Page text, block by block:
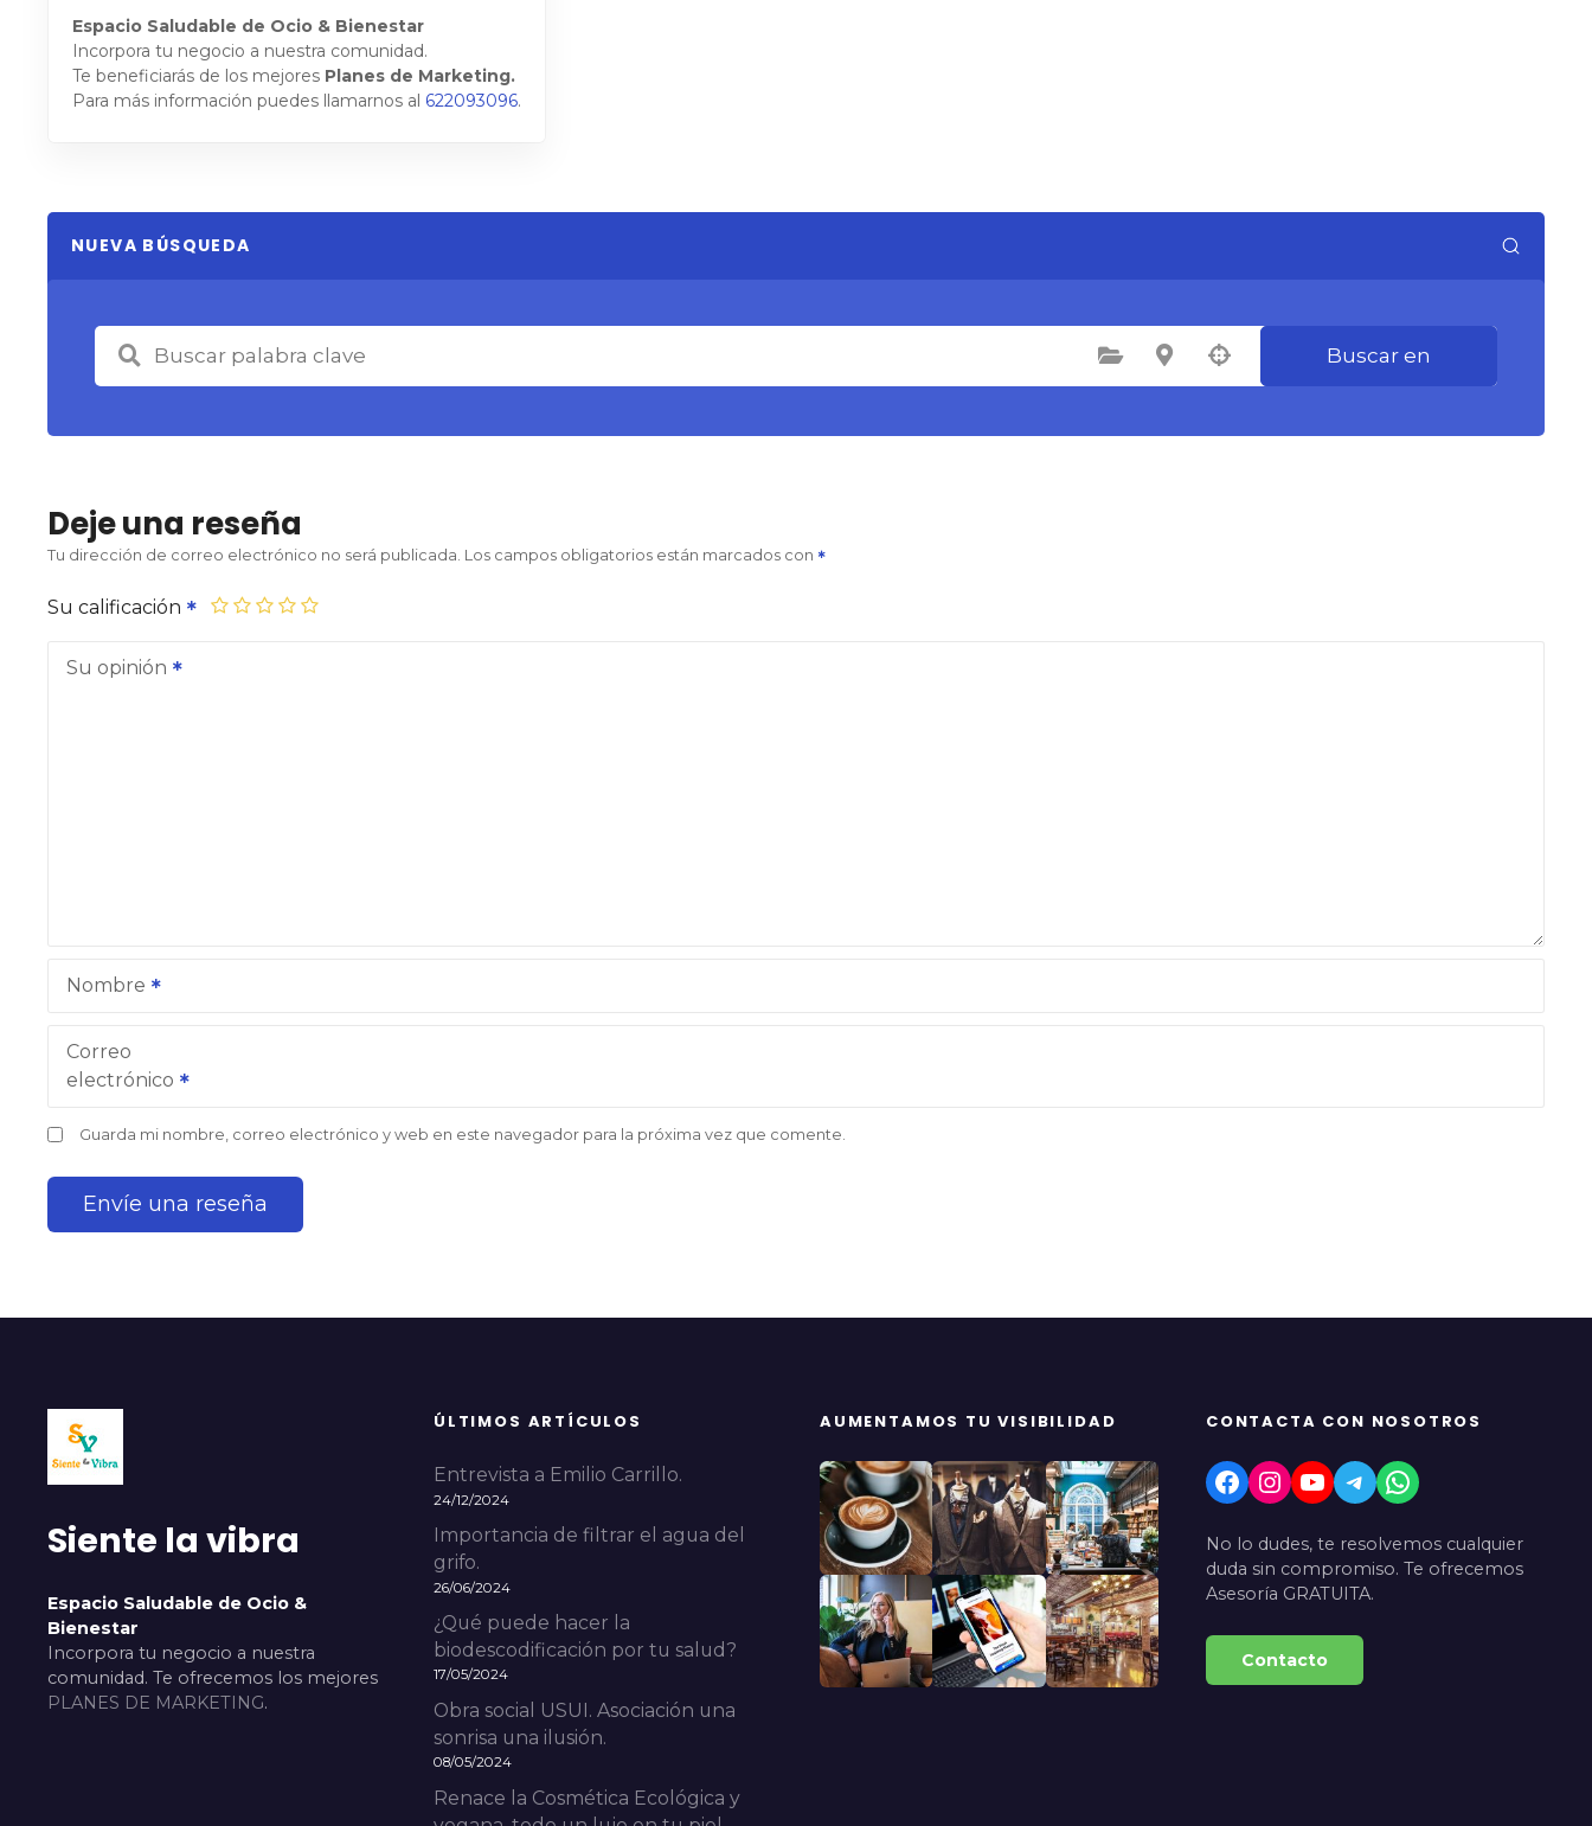
Espacio Saludable de Ocio & Bienestar
Incorpora tu negocio a nuestra comunidad.
Te beneficiarás de los mejores Planes de Marketing.
Para más información puedes llamarnos al 622093096.
NUEVA BÚSQUEDA
Seleccione la categoría Seleccione la ubicación Buscar en
Deje una reseña
Tu dirección de correo electrónico no será publicada. Los campos obligatorios están marcados con
Su calificación
Su opinión
Nombre
Correo
electrónico
Guarda mi nombre, correo electrónico y web en este navegador para la próxima vez que comente.
Siente la vibra
Espacio Saludable de Ocio &
Bienestar
Incorpora tu negocio a nuestra
comunidad. Te ofrecemos los mejores
PLANES DE MARKETING.
ÚLTIMOS ARTÍCULOS
Entrevista a Emilio Carrillo.
24/12/2024
Importancia de filtrar el agua del
grifo.
26/06/2024
¿Qué puede hacer la
biodescodificación por tu salud?
17/05/2024
Obra social USUI. Asociación una
sonrisa una ilusión.
08/05/2024
Renace la Cosmética Ecológica y
AUMENTAMOS TU VISIBILIDAD CONTACTA CON NOSOTROS
Facebook Instagram YouTube Telegram WhatsApp
No lo dudes, te resolvemos cualquier
duda sin compromiso. Te ofrecemos
Asesoría GRATUITA.
Contacto